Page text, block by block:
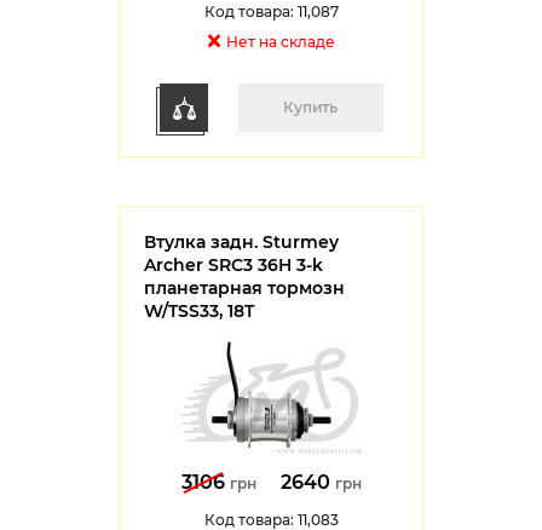
Код товара: 11,087
Нет на cкладе
Купить
Втулка задн. Sturmey
Archer SRC3 36H 3-k
планетарная тормозн
W/TSS33, 18T
3106 грн 2640 грн
Код товара: 11,083